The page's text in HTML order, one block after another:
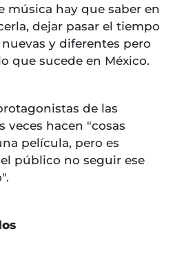
música hay que saber en
dejar pasar el tiempo
y diferentes pero
que sucede en México.
de las
veces hacen "cosas
película, pero es
público no seguir ese